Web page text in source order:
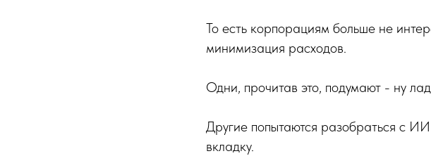
То есть корпорациям больше не
минимизация расходов.
Одни, прочитав это, подумают - ну
Другие попытаются разобраться с
вкладку.